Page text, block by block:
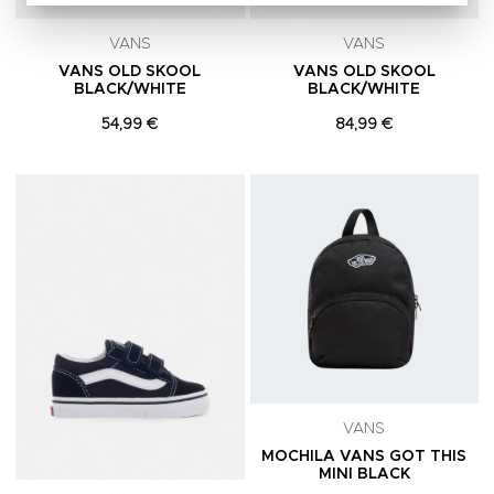
VANS
VANS OLD SKOOL
BLACK/WHITE
54,99 €
VANS
VANS OLD SKOOL
BLACK/WHITE
84,99 €
VANS
MOCHILA VANS GOT THIS
MINI BLACK